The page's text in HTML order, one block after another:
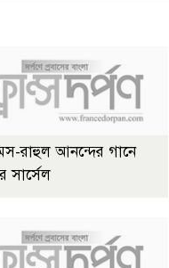
রাহুল আনন্দের গানে
সার্সেল